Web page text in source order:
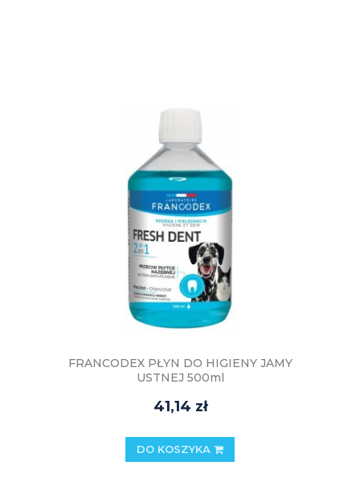
FRANCODEX PŁYN DO HIGIENY JAMY
USTNEJ 500ml
41,14 zł
DO KOSZYKA